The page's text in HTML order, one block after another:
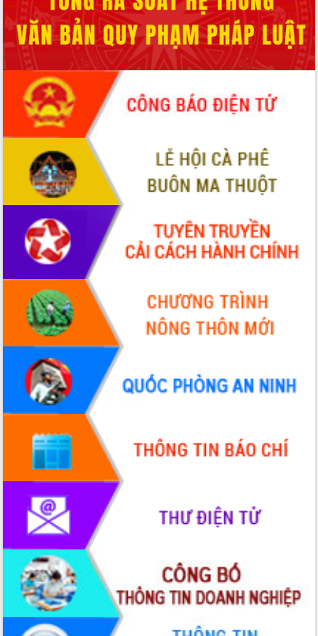
món ăn từ sầu riêng
Đắk Lắk công bố Quy hoạch và xúc
tiến đầu tư tỉnh
Ngành cá ngừ Đắk Lắk chủ động thích
ứng để giữ vững thị trường xuất khẩu
Diễn đàn Kinh tế tư nhân Việt Nam đột
phá cơ chế - Hợp tác công tư
Đề án 06 tạo bước ngoặt đột phá trong
cải cách hành chính tỉnh Đắk Lắk
Kết nối tour, đẩy mạnh chuyển đổi số
để phát triển du lịch Đắk Lắk
Khởi động Dự án Đầu tư xây dựng hạ
tầng kỹ thuật Cụm công nghiệp Tân
Tiến
Gặp mặt các cơ quan báo chí nhân Kỷ
niệm 101 năm Ngày Báo chí Cách
mạng Việt Nam
Đắk Lắk sơ kết 4 năm triển khai thực
hiện Đề án 06 của Chính phủ
Họp báo thông tin về Hội nghị Công bố
Quy hoạch và Xúc tiến đầu tư tỉnh Đắk
Khơi thông điểm nghẽn, đẩy nhanh
giải ngân vốn khắc phục thiên tai
HĐND tỉnh thông qua điều chỉnh Quy
hoạch tỉnh thời kỳ 2021-2030
Hội thảo góp ý hồ sơ điều chỉnh quy
hoạch tỉnh Đắk Lắk thời kỳ 2021-2030,
tầm nhìn đến năm 2050
Nâng cao hiệu quả hoạt động của các
Hội nghị triển khai kết nối mạng
truyền số liệu chuyên dùng phục vụ cơ
quan Đảng, Nhà nước
Lễ phát động chuỗi hoạt động chung
tay làm sạch môi trường
Xã Ea Kar bước chuyển mình trong
công tác cải cách hành chính mô hình
mới
UBND tỉnh họp báo định kỳ tháng 4
năm 2026